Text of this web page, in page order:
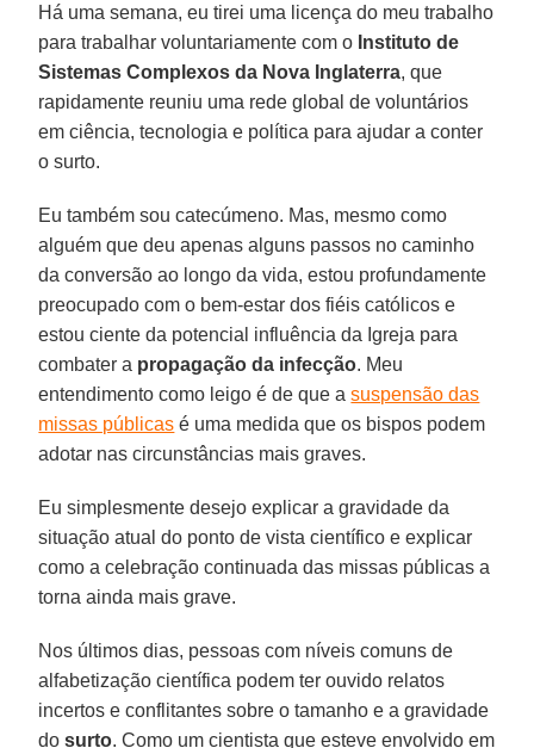
Há uma semana, eu tirei uma licença do meu trabalho
para trabalhar voluntariamente com o Instituto de
Sistemas Complexos da Nova Inglaterra, que
rapidamente reuniu uma rede global de voluntários
em ciência, tecnologia e política para ajudar a conter
o surto.
Eu também sou catecúmeno. Mas, mesmo como
alguém que deu apenas alguns passos no caminho
da conversão ao longo da vida, estou profundamente
preocupado com o bem-estar dos fiéis católicos e
estou ciente da potencial influência da Igreja para
combater a propagação da infecção. Meu
entendimento como leigo é de que asuspensão das
missas públicas é uma medida que os bispos podem
adotar nas circunstâncias mais graves.
Eu simplesmente desejo explicar a gravidade da
situação atual do ponto de vista científico e explicar
como a celebração continuada das missas públicas a
torna ainda mais grave.
Nos últimos dias, pessoas com níveis comuns de
alfabetização científica podem ter ouvido relatos
incertos e conflitantes sobre o tamanho e a gravidade
dosurto. Como um cientista que esteve envolvido em